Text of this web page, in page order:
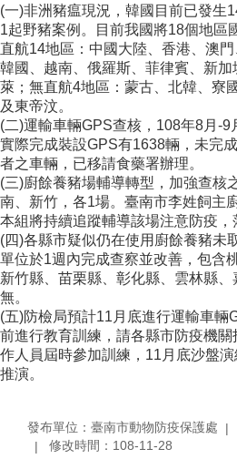
(一)非洲豬瘟現況，韓國目前已發生
1起野豬案例。目前我國將18個地區
直航14地區：中國大陸、香港、澳門
韓國、越南、俄羅斯、菲律賓、新
萊；無直航4地區：蒙古、北韓、寮國
及東帝汶。
(二)運輸車輛GPS查核，108年8月-9
實際完成裝設GPS有1638輛，未完
者之車輛，已移請食藥署辦理。
(三)廚餘養豬場輔導轉型，加強查核
南、新竹，各1場。臺南市李姓飼主
本組將持續追蹤輔導該場注意防疫，
(四)各縣市疑似仍在使用廚餘養豬未
單位於1週內完成查察並改善，包含
新竹縣、苗栗縣、彰化縣、雲林縣
無。
(五)防檢局預計11月底進行運輸車輛
前進行教育訓練，請各縣市防疫機
作人員屆時參加訓練，11月底沙盤
推演。
發布單位：臺南市動物防疫保護處
修改時間：108-11-28